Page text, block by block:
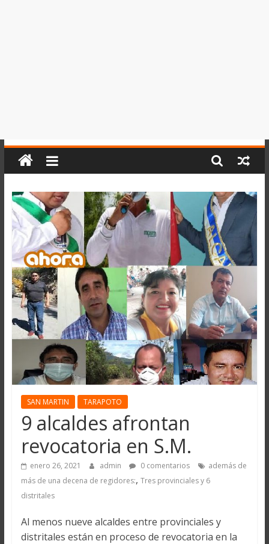
SAN MARTIN TARAPOTO
9 alcaldes afrontan
revocatoria en S.M.
enero 26, 2021 admin 0 comentarios
además de
más de una decena de regidores:, Tres provinciales y 6
distritales
Al menos nueve alcaldes entre provinciales y
distritales están en proceso de revocatoria en la